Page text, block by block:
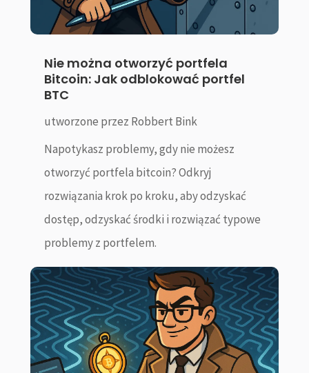
Nie można otworzyć portfela
Bitcoin: Jak odblokować portfel
BTC
utworzone przez Robbert Bink
Napotykasz problemy, gdy nie możesz
otworzyć portfela bitcoin? Odkryj
rozwiązania krok po kroku, aby odzyskać
dostęp, odzyskać środki i rozwiązać typowe
problemy z portfelem.